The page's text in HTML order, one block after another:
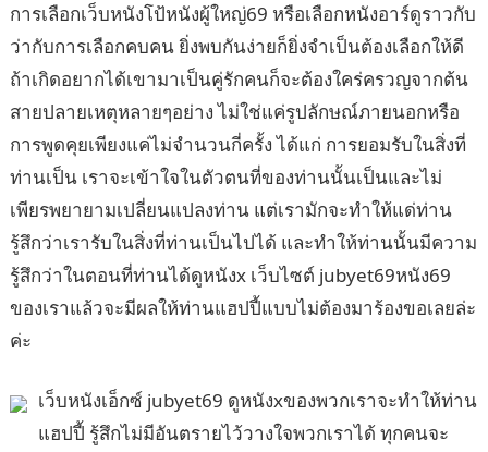
การเลือกเว็บหนังโป้หนังผู้ใหญ่69 หรือเลือกหนังอาร์ดูราวกับ
ว่ากับการเลือกคบคน ยิ่งพบกันง่ายก็ยิ่งจำเป็นต้องเลือกให้ดี
ถ้าเกิดอยากได้เขามาเป็นคู่รักคนก็จะต้องใคร่ครวญจากต้น
สายปลายเหตุหลายๆอย่าง ไม่ใช่แค่รูปลักษณ์ภายนอกหรือ
การพูดคุยเพียงแค่ไม่จำนวนกี่ครั้ง ได้แก่ การยอมรับในสิ่งที่
ท่านเป็น เราจะเข้าใจในตัวตนที่ของท่านนั้นเป็นและไม่
เพียรพยายามเปลี่ยนแปลงท่าน แต่เรามักจะทำให้แด่ท่าน
รู้สึกว่าเรารับในสิ่งที่ท่านเป็นไปได้ และทำให้ท่านนั้นมีความ
รู้สึกว่าในตอนที่ท่านได้ดูหนังx เว็บไซต์ jubyet69หนัง69
ของเราแล้วจะมีผลให้ท่านแฮปปี้แบบไม่ต้องมาร้องขอเลยล่ะ
ค่ะ
เว็บหนังเอ็กซ์ jubyet69 ดูหนังxของพวกเราจะทำให้ท่าน
แฮปปี้ รู้สึกไม่มีอันตรายไว้วางใจพวกเราได้ ทุกคนจะ